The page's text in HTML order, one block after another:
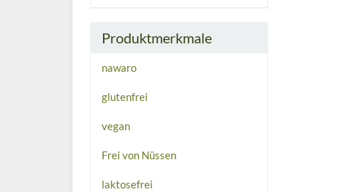
Produktmerkmale
nawaro
glutenfrei
vegan
Frei von Nüssen
laktosefrei